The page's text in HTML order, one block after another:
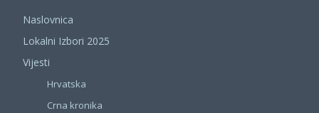
Naslovnica
Lokalni Izbori 2025
Vijesti
Hrvatska
Crna kronika